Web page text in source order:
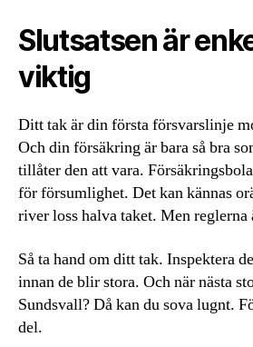
Slutsatsen är
viktig
Ditt tak är din första försvarslinje
Och din försäkring är bara så bra
tillåter den att vara.
för försumlighet. Det kan kännas
river loss halva taket. Men
Så ta hand om ditt tak. Inspektera
innan de blir stora. Och när nästa
Sundsvall? Då kan du sova lugnt.
del.